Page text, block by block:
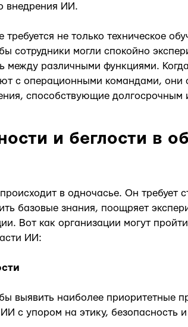
внедрения ИИ.
не только техническое
сотрудники могли спокойно
между различными функциями.
с операционными командами, они
способствующие долгосрочным
и беглости в
в одночасье. Он требует
базовые знания, поощряет
Вот как организации могут
ИИ:
выявить наиболее приоритетные
с упором на этику, безопасность и